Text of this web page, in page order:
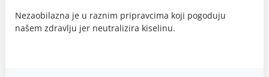
Nezaobilazna je u raznim pripravcima koji pogoduju
našem zdravlju jer neutralizira kiselinu.